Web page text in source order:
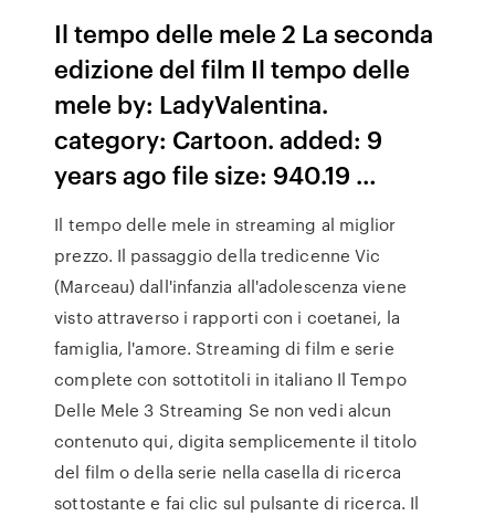
Il tempo delle mele 2 La seconda
edizione del film Il tempo delle
mele by: LadyValentina.
category: Cartoon. added: 9
years ago file size: 940.19 …
Il tempo delle mele in streaming al miglior
prezzo. Il passaggio della tredicenne Vic
(Marceau) dall'infanzia all'adolescenza viene
visto attraverso i rapporti con i coetanei, la
famiglia, l'amore. Streaming di film e serie
complete con sottotitoli in italiano Il Tempo
Delle Mele 3 Streaming Se non vedi alcun
contenuto qui, digita semplicemente il titolo
del film o della serie nella casella di ricerca
sottostante e fai clic sul pulsante di ricerca. Il